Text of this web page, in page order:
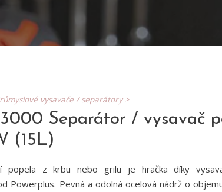
vysavače / separátory >
Separátor / vysavač
(15L)
popela z krbu nebo grilu je hračka díky
Powerplus. Pevná a odolná ocelová nádrž o